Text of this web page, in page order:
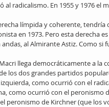
al radicalismo. En 1955 y 1976
límpida y coherente, tendría
en 1973. Pero esta derecha
al Almirante Astiz. Como si
llega democráticamente a la
los dos grandes partidos
como ocurrió con el
como ocurrió con el peronismo
peronismo de Kirchner (que los